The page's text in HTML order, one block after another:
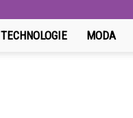
TECHNOLOGIE MODA